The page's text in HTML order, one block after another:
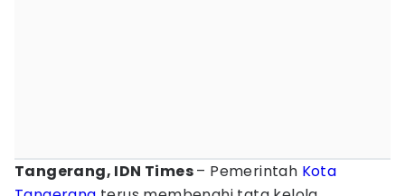
Tangerang, IDN Times– Pemerintah Kota